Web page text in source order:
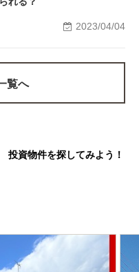
2023/04/04
覧へ
投資物件を探してみよう！